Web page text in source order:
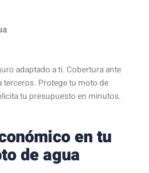
adaptado a ti. Cobertura ante
terceros. Protege tu moto de
tu presupuesto en minutos.
en tu
de agua